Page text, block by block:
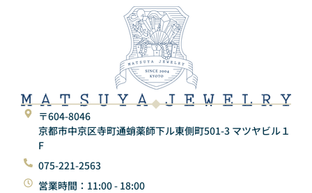
〒604-8046
京都市中京区寺町通蛸薬師下ル東側町501-3 マツヤビル１
F
075-221-2563
営業時間：11:00 - 18:00